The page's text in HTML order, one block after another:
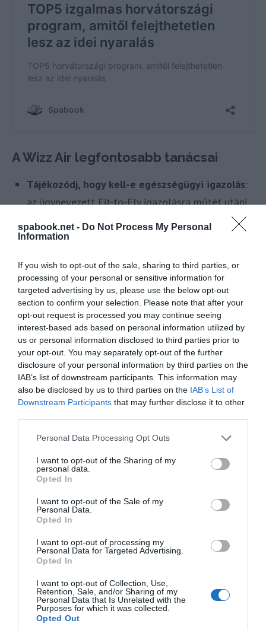
spabook.net - Do Not Process My Personal
Information
If you wish to opt-out of the sale, sharing to third parties, or
processing of your personal or sensitive information for
targeted advertising by us, please use the below opt-out
section to confirm your selection. Please note that after your
opt-out request is processed you may continue seeing
interest-based ads based on personal information utilized by
us or personal information disclosed to third parties prior to
your opt-out. You may separately opt-out of the further
disclosure of your personal information by third parties on the
IAB’s list of downstream participants. This information may
also be disclosed by us to third parties on the IAB’s List of
Downstream Participants that may further disclose it to other
Please note that this website/app uses one or more Google
not limited to your visit or usage behaviour. You may click to
grant or deny consent to Google and its third-party tags to
use your data for below specified purposes in below Google
consent section.
Personal Data Processing Opt Outs
I want to opt-out of the Sharing of my
personal data.
Opted In
I want to opt-out of the Sale of my
Personal Data.
Opted In
I want to opt-out of processing my
Personal Data for Targeted Advertising.
Opted In
I want to opt-out of Collection, Use,
Retention, Sale, and/or Sharing of my
Personal Data that Is Unrelated with the
Purposes for which it was collected.
Opted Out
A Wizz Air legfontosabb tanácsai
Tájékozódj, hogy kell-e egészségügyi igazolás:
az úgynevezett Fit-to-Fly igazolásra műtét utáni
lábadozás, vagy 28. héten túli terhesség esetén
lehet szükség
Csomagolj előrelátóan : tartsd magadnál az
alapvető fontosságú gyógyszereid, valamint az
utazáshoz szükséges dokumentumaid, és ezeket
ne a feladásra szánt poggyászba tedd.
Tartsd be a gyógyszerek szedési rendjét:
szükség szerint állíts be telefonos
figyelmeztetőjelzést, hogy emlékeztessen a
gyógyszerek beszedésére, erre különösen egy
korai járat, vagy időzónákat átugró utazásnál
érdemes még jobban odafigyelni
Öltözz kényelmesen: laza, könnyed, légáteresztő
ruhákat vegyél fel az utazáshoz, hosszabb járatok
esetében fontold meg a kompressziós harisnya
viselését, amely csökkenti a keringési problémák
kockázatát
Igyál elég folyadékot és mozogj
: folyamatosan
fogyassz folyadékot és időként sétálj nyugodtan
trombózis kialakulását
Vegyél fel maszkot, ha nem érzed jól magad